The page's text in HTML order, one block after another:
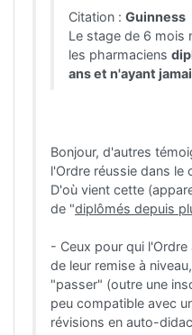
Citation : Guinness
Le stage de 6 mois
les pharmaciens
ans et n'ayant
Bonjour, d'autres
l'Ordre réussie dans le
D'où vient cette
de "diplômés depuis
- Ceux pour qui
de leur remise à
"passer" (outre une
peu compatible avec
révisions en auto-